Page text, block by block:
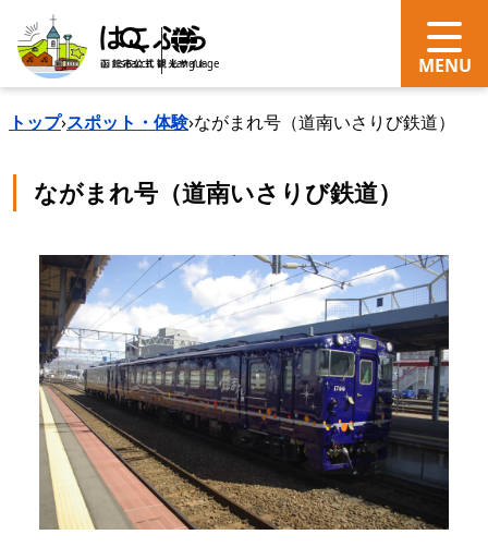
search Language
トップ›スポット・体験›ながまれ号（道南いさりび鉄道）
ながまれ号（道南いさりび鉄道）